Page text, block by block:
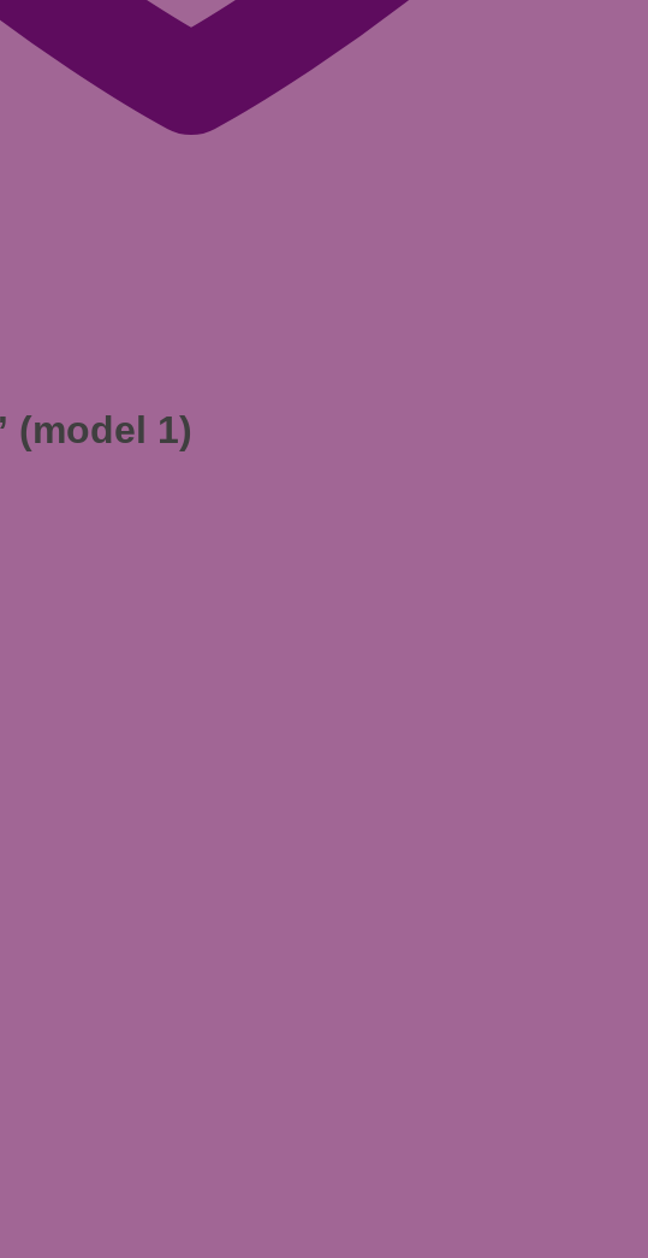
(model 1)